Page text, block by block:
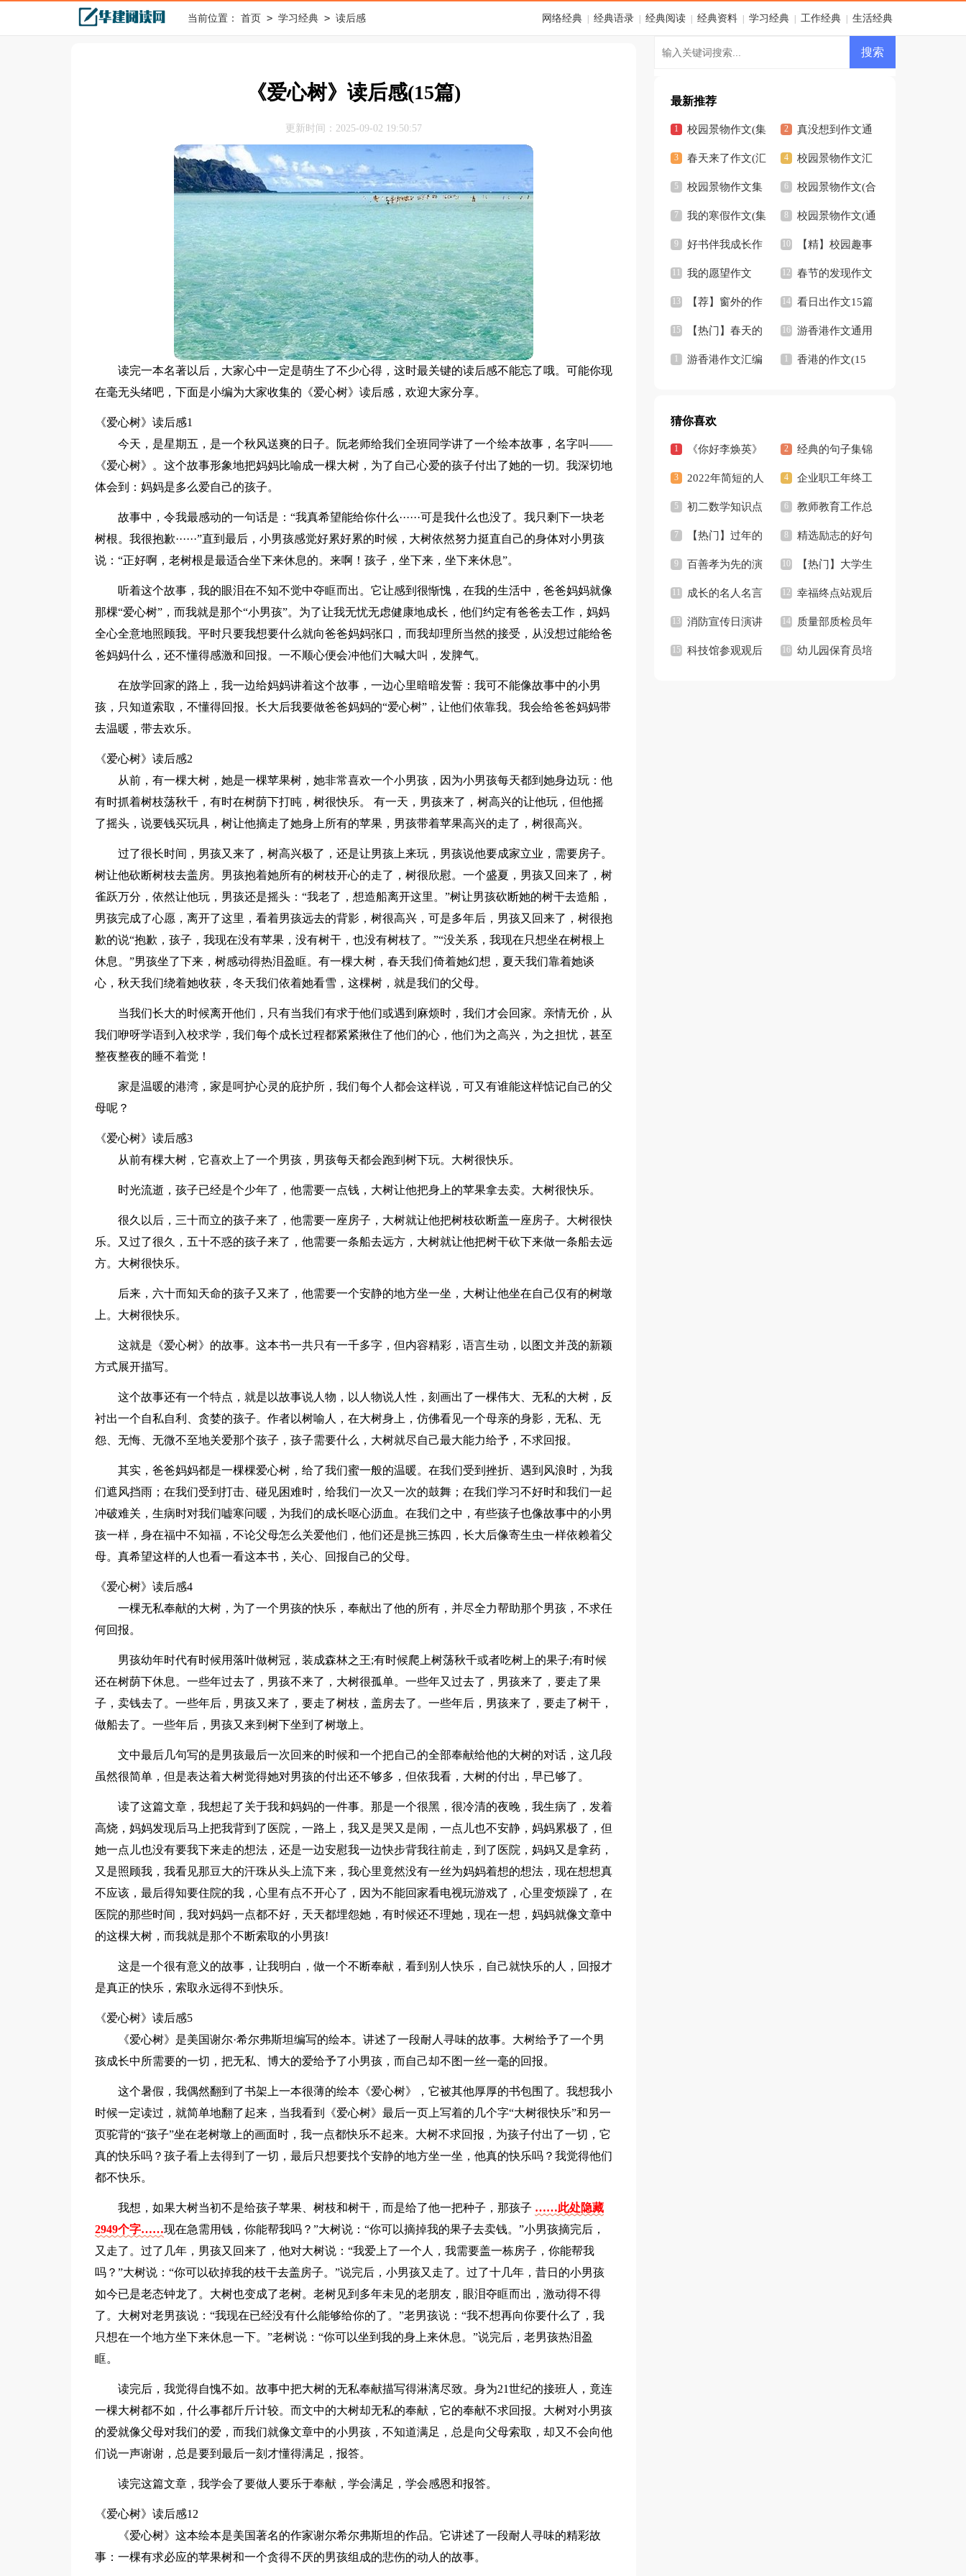
当前位置： 首页 > 学习经典 > 读后感 网络经典 经典语录 经典阅读 经典资料 学习经典 工作经典 生活经典
《爱心树》读后感(15篇)
更新时间：2025-09-02 19:50:57
读完一本名著以后，大家心中一定是萌生了不少心得，这时最关键的读后感不能忘了哦。可能你现
在毫无头绪吧，下面是小编为大家收集的《爱心树》读后感，欢迎大家分享。
《爱心树》读后感1
今天，是星期五，是一个秋风送爽的日子。阮老师给我们全班同学讲了一个绘本故事，名字叫——
《爱心树》。这个故事形象地把妈妈比喻成一棵大树，为了自己心爱的孩子付出了她的一切。我深切地
体会到：妈妈是多么爱自己的孩子。
故事中，令我最感动的一句话是：“我真希望能给你什么······可是我什么也没了。我只剩下一块老
树根。我很抱歉······”直到最后，小男孩感觉好累好累的时候，大树依然努力挺直自己的身体对小男孩
说：“正好啊，老树根是最适合坐下来休息的。来啊！孩子，坐下来，坐下来休息”。
听着这个故事，我的眼泪在不知不觉中夺眶而出。它让感到很惭愧，在我的生活中，爸爸妈妈就像
那棵“爱心树”，而我就是那个“小男孩”。为了让我无忧无虑健康地成长，他们约定有爸爸去工作，妈妈
全心全意地照顾我。平时只要我想要什么就向爸爸妈妈张口，而我却理所当然的接受，从没想过能给爸
爸妈妈什么，还不懂得感激和回报。一不顺心便会冲他们大喊大叫，发脾气。
在放学回家的路上，我一边给妈妈讲着这个故事，一边心里暗暗发誓：我可不能像故事中的小男
孩，只知道索取，不懂得回报。长大后我要做爸爸妈妈的“爱心树”，让他们依靠我。我会给爸爸妈妈带
去温暖，带去欢乐。
《爱心树》读后感2
从前，有一棵大树，她是一棵苹果树，她非常喜欢一个小男孩，因为小男孩每天都到她身边玩：他
有时抓着树枝荡秋千，有时在树荫下打盹，树很快乐。 有一天，男孩来了，树高兴的让他玩，但他摇
了摇头，说要钱买玩具，树让他摘走了她身上所有的苹果，男孩带着苹果高兴的走了，树很高兴。
过了很长时间，男孩又来了，树高兴极了，还是让男孩上来玩，男孩说他要成家立业，需要房子。
树让他砍断树枝去盖房。男孩抱着她所有的树枝开心的走了，树很欣慰。一个盛夏，男孩又回来了，树
雀跃万分，依然让他玩，男孩还是摇头：“我老了，想造船离开这里。”树让男孩砍断她的树干去造船，
男孩完成了心愿，离开了这里，看着男孩远去的背影，树很高兴，可是多年后，男孩又回来了，树很抱
歉的说“抱歉，孩子，我现在没有苹果，没有树干，也没有树枝了。”“没关系，我现在只想坐在树根上
休息。”男孩坐了下来，树感动得热泪盈眶。有一棵大树，春天我们倚着她幻想，夏天我们靠着她谈
心，秋天我们绕着她收获，冬天我们依着她看雪，这棵树，就是我们的父母。
当我们长大的时候离开他们，只有当我们有求于他们或遇到麻烦时，我们才会回家。亲情无价，从
我们咿呀学语到入校求学，我们每个成长过程都紧紧揪住了他们的心，他们为之高兴，为之担忧，甚至
整夜整夜的睡不着觉！
家是温暖的港湾，家是呵护心灵的庇护所，我们每个人都会这样说，可又有谁能这样惦记自己的父
母呢？
《爱心树》读后感3
从前有棵大树，它喜欢上了一个男孩，男孩每天都会跑到树下玩。大树很快乐。
时光流逝，孩子已经是个少年了，他需要一点钱，大树让他把身上的苹果拿去卖。大树很快乐。
很久以后，三十而立的孩子来了，他需要一座房子，大树就让他把树枝砍断盖一座房子。大树很快
乐。又过了很久，五十不惑的孩子来了，他需要一条船去远方，大树就让他把树干砍下来做一条船去远
方。大树很快乐。
后来，六十而知天命的孩子又来了，他需要一个安静的地方坐一坐，大树让他坐在自己仅有的树墩
上。大树很快乐。
这就是《爱心树》的故事。这本书一共只有一千多字，但内容精彩，语言生动，以图文并茂的新颖
方式展开描写。
这个故事还有一个特点，就是以故事说人物，以人物说人性，刻画出了一棵伟大、无私的大树，反
衬出一个自私自利、贪婪的孩子。作者以树喻人，在大树身上，仿佛看见一个母亲的身影，无私、无
怨、无悔、无微不至地关爱那个孩子，孩子需要什么，大树就尽自己最大能力给予，不求回报。
其实，爸爸妈妈都是一棵棵爱心树，给了我们蜜一般的温暖。在我们受到挫折、遇到风浪时，为我
们遮风挡雨；在我们受到打击、碰见困难时，给我们一次又一次的鼓舞；在我们学习不好时和我们一起
冲破难关，生病时对我们嘘寒问暖，为我们的成长呕心沥血。在我们之中，有些孩子也像故事中的小男
孩一样，身在福中不知福，不论父母怎么关爱他们，他们还是挑三拣四，长大后像寄生虫一样依赖着父
母。真希望这样的人也看一看这本书，关心、回报自己的父母。
《爱心树》读后感4
一棵无私奉献的大树，为了一个男孩的快乐，奉献出了他的所有，并尽全力帮助那个男孩，不求任
何回报。
男孩幼年时代有时候用落叶做树冠，装成森林之王;有时候爬上树荡秋千或者吃树上的果子;有时候
还在树荫下休息。一些年过去了，男孩不来了，大树很孤单。一些年又过去了，男孩来了，要走了果
子，卖钱去了。一些年后，男孩又来了，要走了树枝，盖房去了。一些年后，男孩来了，要走了树干，
做船去了。一些年后，男孩又来到树下坐到了树墩上。
文中最后几句写的是男孩最后一次回来的时候和一个把自己的全部奉献给他的大树的对话，这几段
虽然很简单，但是表达着大树觉得她对男孩的付出还不够多，但依我看，大树的付出，早已够了。
读了这篇文章，我想起了关于我和妈妈的一件事。那是一个很黑，很冷清的夜晚，我生病了，发着
高烧，妈妈发现后马上把我背到了医院，一路上，我又是哭又是闹，一点儿也不安静，妈妈累极了，但
她一点儿也没有要我下来走的想法，还是一边安慰我一边快步背我往前走，到了医院，妈妈又是拿药，
又是照顾我，我看见那豆大的汗珠从头上流下来，我心里竟然没有一丝为妈妈着想的想法，现在想想真
不应该，最后得知要住院的我，心里有点不开心了，因为不能回家看电视玩游戏了，心里变烦躁了，在
医院的那些时间，我对妈妈一点都不好，天天都埋怨她，有时候还不理她，现在一想，妈妈就像文章中
的这棵大树，而我就是那个不断索取的小男孩!
这是一个很有意义的故事，让我明白，做一个不断奉献，看到别人快乐，自己就快乐的人，回报才
是真正的快乐，索取永远得不到快乐。
《爱心树》读后感5
《爱心树》是美国谢尔·希尔弗斯坦编写的绘本。讲述了一段耐人寻味的故事。大树给予了一个男
孩成长中所需要的一切，把无私、博大的爱给予了小男孩，而自己却不图一丝一毫的回报。
这个暑假，我偶然翻到了书架上一本很薄的绘本《爱心树》，它被其他厚厚的书包围了。我想我小
时候一定读过，就简单地翻了起来，当我看到《爱心树》最后一页上写着的几个字“大树很快乐”和另一
页驼背的“孩子”坐在老树墩上的画面时，我一点都快乐不起来。大树不求回报，为孩子付出了一切，它
真的快乐吗？孩子看上去得到了一切，最后只想要找个安静的地方坐一坐，他真的快乐吗？我觉得他们
都不快乐。
我想，如果大树当初不是给孩子苹果、树枝和树干，而是给了他一把种子，那孩子 ……此处隐藏
2949个字……现在急需用钱，你能帮我吗？”大树说：“你可以摘掉我的果子去卖钱。”小男孩摘完后，
又走了。过了几年，男孩又回来了，他对大树说：“我爱上了一个人，我需要盖一栋房子，你能帮我
吗？”大树说：“你可以砍掉我的枝干去盖房子。”说完后，小男孩又走了。过了十几年，昔日的小男孩
如今已是老态钟龙了。大树也变成了老树。老树见到多年未见的老朋友，眼泪夺眶而出，激动得不得
了。大树对老男孩说：“我现在已经没有什么能够给你的了。”老男孩说：“我不想再向你要什么了，我
只想在一个地方坐下来休息一下。”老树说：“你可以坐到我的身上来休息。”说完后，老男孩热泪盈
眶。
读完后，我觉得自愧不如。故事中把大树的无私奉献描写得淋漓尽致。身为21世纪的接班人，竟连
一棵大树都不如，什么事都斤斤计较。而文中的大树却无私的奉献，它的奉献不求回报。大树对小男孩
的爱就像父母对我们的爱，而我们就像文章中的小男孩，不知道满足，总是向父母索取，却又不会向他
们说一声谢谢，总是要到最后一刻才懂得满足，报答。
读完这篇文章，我学会了要做人要乐于奉献，学会满足，学会感恩和报答。
《爱心树》读后感12
《爱心树》这本绘本是美国著名的作家谢尔希尔弗斯坦的作品。它讲述了一段耐人寻味的精彩故
事：一棵有求必应的苹果树和一个贪得不厌的男孩组成的悲伤的动人的故事。
最新推荐
校园景物作文(集
锦15篇)
真没想到作文通
用15篇
春天来了作文(汇
编15篇)
校园景物作文汇
编15篇
校园景物作文集
锦15篇
校园景物作文(合
集15篇)
我的寒假作文(集
合15篇)
校园景物作文(通
用15篇)
好书伴我成长作
文(15篇)
【精】校园趣事
作文
我的愿望作文
【热门】
春节的发现作文
【荐】窗外的作
文
看日出作文15篇
【热门】春天的
校园作文
游香港作文通用
15篇
游香港作文汇编 香港的作文(15
猜你喜欢
《你好李焕英》
观后感 15篇
经典的句子集锦
15篇
2022年简短的人
生感悟句子汇编94
句
企业职工年终工
作总结
初二数学知识点
总结
教师教育工作总
结
【热门】过年的
作文
精选励志的好句
汇编38句
百善孝为先的演
讲稿
【热门】大学生
实习总结
成长的名人名言 幸福终点站观后
感15篇
消防宣传日演讲
稿(15篇)
质量部质检员年
终工作总结
科技馆参观观后 幼儿园保育员培